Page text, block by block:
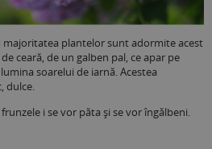
majoritatea plantelor sunt adormite acest
ceară, de un galben pal, ce apar pe
soarelui de iarnă. Acestea
dulce.
i se vor păta şi se vor îngălbeni.